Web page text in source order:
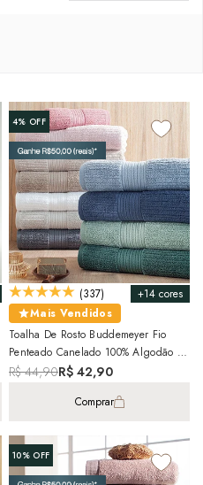
4% OFF
+14 cores
(337)
Mais Vendidos
Toalha De Rosto Buddemeyer Fio
Penteado Canelado 100% Algodão -
Gramatura: 480 G/m²
R$ 44,90R$ 42,90
Comprar
10%OFF